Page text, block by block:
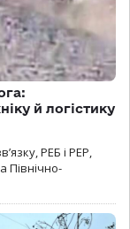
й логістику
РЕБ і РЕР,
Північно-